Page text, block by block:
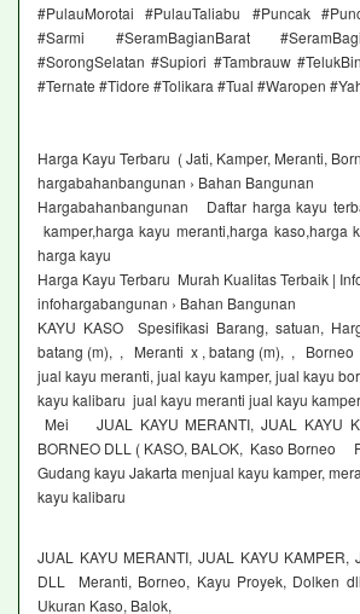
#PulauMorotai #PulauTaliabu #Puncak
#Sarmi #SeramBagianBarat
#SorongSelatan #Supiori #Tambrauw
#Ternate #Tidore #Tolikara #Tual #Waropen
Harga Kayu Terbaru ( Jati, Kamper, Meranti,
hargabahanbangunan › Bahan Bangunan
Hargabahanbangunan Daftar harga kayu
kamper,harga kayu meranti,harga kaso,harga
harga kayu
Harga Kayu Terbaru Murah Kualitas Terbaik |
infohargabangunan › Bahan Bangunan
KAYU KASO Spesifikasi Barang, satuan,
batang (m), , Meranti x , batang (m), , Borneo
jual kayu meranti, jual kayu kamper, jual kayu
kayu kalibaru jual kayu meranti jual kayu
Mei JUAL KAYU MERANTI, JUAL KAYU
BORNEO DLL ( KASO, BALOK, Kaso Borneo
Gudang kayu Jakarta menjual kayu kamper,
kayu kalibaru
JUAL KAYU MERANTI, JUAL KAYU KAMPER,
DLL Meranti, Borneo, Kayu Proyek, Dolken
Ukuran Kaso, Balok,